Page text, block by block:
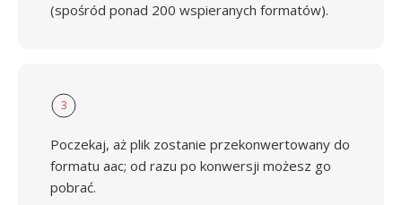
(spośród ponad 200 wspieranych formatów).
3
Poczekaj, aż plik zostanie przekonwertowany do
formatu aac; od razu po konwersji możesz go
pobrać.